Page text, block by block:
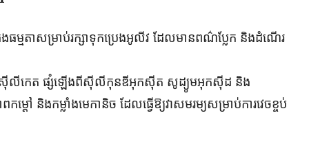
ម្មតាសម្រាប់រក្សាទុកប្រេងអូលីវ ដែលមានពណ៌ប្លែក និងដំណើរ
ចក់ស៊ីលីកេត ផ្សំឡើងពីស៊ីលីកុនឌីអុកស៊ីត សូដ្យូមអុកស៊ីដ និង
ដៅ និងកម្លាំងមេកានិច ដែលធ្វើឱ្យវាសមរម្យសម្រាប់ការវេចខ្ចប់